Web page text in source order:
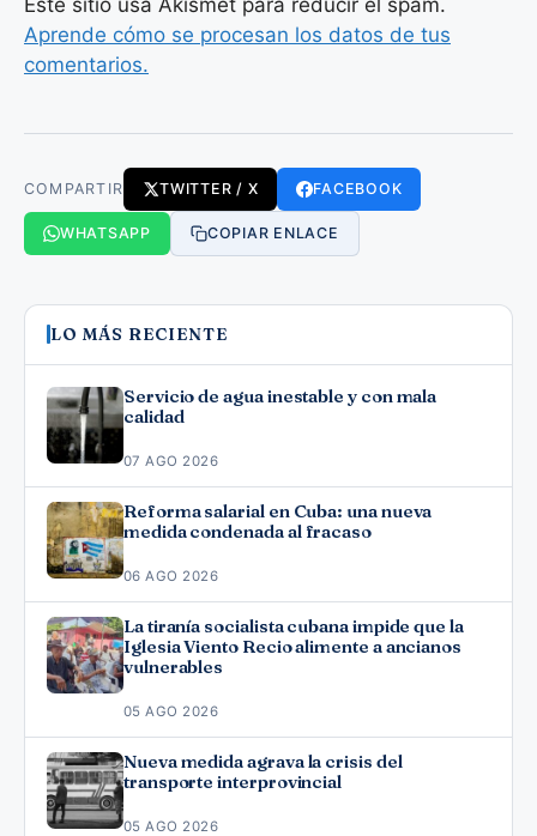
Aprende cómo se procesan los datos de tus
comentarios.
COMPARTIR TWITTER / X FACEBOOK
WHATSAPP COPIAR ENLACE
LO MÁS RECIENTE
Servicio de agua inestable y con mala
calidad
07 AGO 2026
Reforma salarial en Cuba: una nueva
medida condenada al fracaso
06 AGO 2026
La tiranía socialista cubana impide que la
Iglesia Viento Recio alimente a ancianos
vulnerables
05 AGO 2026
Nueva medida agrava la crisis del
transporte interprovincial
05 AGO 2026